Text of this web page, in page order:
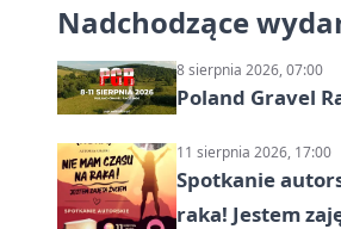
Nadchodzące
8 sierpnia 2026, 07:00
Poland Gravel
11 sierpnia 2026, 17:00
Spotkanie
raka! Jestem